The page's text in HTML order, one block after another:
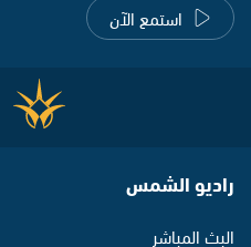
استمع الآن
راديو الشمس
البث المباشر